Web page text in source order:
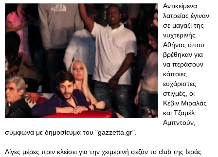
Αντικείμενα
λατρείας έγιναν
σε μαγαζί της
νυχτερινής
Αθήνας όπου
βρέθηκαν για
να περάσουν
κάποιες
ευχάριστες
στιγμές, οι
Κέβιν Μιραλάς
και Τζαμέλ
Αμπντούν,
σύμφωνα με δημοσίευμα του "gazzetta.gr".
Λίγες μέρες πριν κλείσει για την χειμερινή σεζόν το club της Ιεράς